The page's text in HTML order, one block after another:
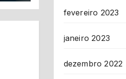
fevereiro 2023
janeiro 2023
dezembro 2022